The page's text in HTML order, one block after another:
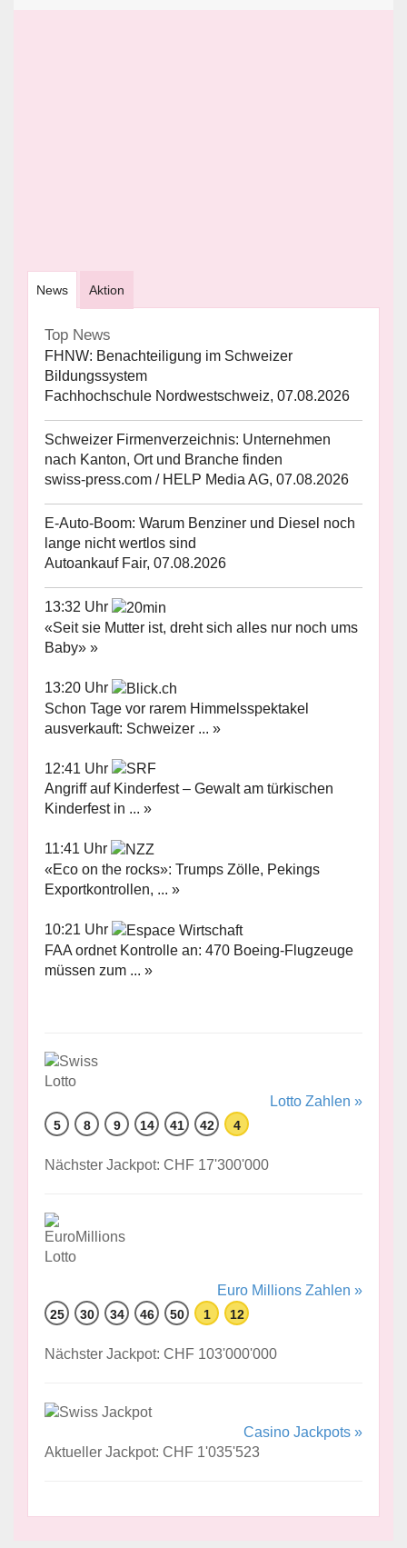
News Aktion
Top News
FHNW: Benachteiligung im Schweizer
Bildungssystem
Fachhochschule Nordwestschweiz, 07.08.2026
Schweizer Firmenverzeichnis: Unternehmen
nach Kanton, Ort und Branche finden
swiss-press.com / HELP Media AG, 07.08.2026
E-Auto-Boom: Warum Benziner und Diesel noch
lange nicht wertlos sind
Autoankauf Fair, 07.08.2026
13:32 Uhr
«Seit sie Mutter ist, dreht sich alles nur noch ums
Baby» »
13:20 Uhr
Schon Tage vor rarem Himmelsspektakel
ausverkauft: Schweizer ... »
12:41 Uhr
Angriff auf Kinderfest – Gewalt am türkischen
Kinderfest in ... »
11:41 Uhr
«Eco on the rocks»: Trumps Zölle, Pekings
Exportkontrollen, ... »
10:21 Uhr
FAA ordnet Kontrolle an: 470 Boeing-Flugzeuge
müssen zum ... »
Lotto Zahlen »
5 8 9 14 41 42 4
Nächster Jackpot: CHF 17'300'000
Euro Millions Zahlen »
25 30 34 46 50 1 12
Nächster Jackpot: CHF 103'000'000
Casino Jackpots »
Aktueller Jackpot: CHF 1'035'523